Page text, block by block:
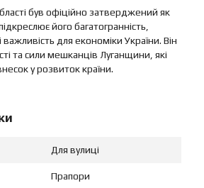
був офіційно затверджений як
його багатогранність,
важливість для економіки України. Він
та сили мешканців Луганщини, які
у розвиток країни.
Для вулиці
Прапори